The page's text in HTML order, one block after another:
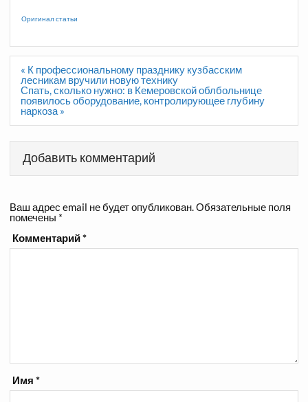
Оригинал статьи
Навигация
по
записям
« К профессиональному празднику кузбасским
лесникам вручили новую технику
Спать, сколько нужно: в Кемеровской облбольнице
появилось оборудование, контролирующее глубину
наркоза »
Добавить комментарий
Ваш адрес email не будет опубликован.Обязательные поля
помечены *
Комментарий*
Имя*